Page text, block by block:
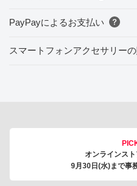
PayPayによるお支払い
スマートフォンアクセサリー
オンラインスト
9月30日(水)まで事